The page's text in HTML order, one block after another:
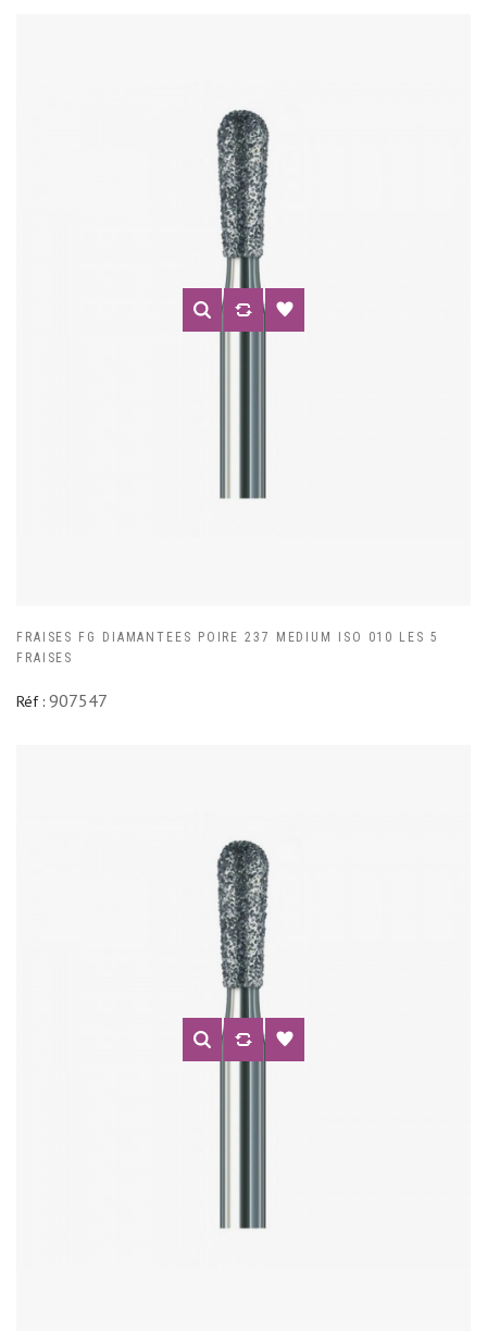
FRAISES FG DIAMANTEES POIRE 237 MEDIUM ISO 010 LES 5
FRAISES
Réf : 907547